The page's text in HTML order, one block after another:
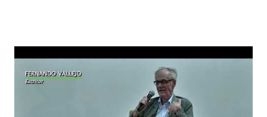
Galponcito De Umbral- Correo De Voz Teatro , Candela
Teatro y CASA TEA -Teatro Estudio Alcaraván- este último,
organizador del festival. Teatro Estudio Alcaraván, las
salas del corredor cultural, los grupos y artistas